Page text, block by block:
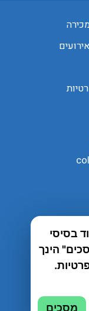
בסיסי
הינך
מסכים